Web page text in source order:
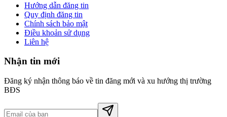
Hướng dẫn đăng tin
Quy định đăng tin
Chính sách bảo mật
Điều khoản sử dụng
Liên hệ
Nhận tin mới
Đăng ký nhận thông báo về tin đăng mới và xu hướng thị trường
BĐS